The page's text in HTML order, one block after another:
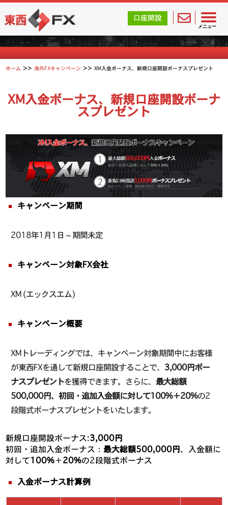
メニュー
東西FX｜海外FX会社（ブローカー）の無料口座開設サポ
口座開設
海外FXキャンペーン
ホーム >>海外FXキャンペーン >>XM入金ボーナス、新規口座開設ボーナスプレゼント
XM入金ボーナス、新規口座開設ボーナ
スプレゼント
キャンペーン期間
2018年1月1日 ~ 期間未定
キャンペーン対象FX会社
XM (エックスエム)
キャンペーン概要
XMトレーディングでは、キャンペーン対象期間中にお客様
が東西FXを通して新規口座開設することで、 3,000円ボー
ナスプレゼントを獲得できます。さらに、最大総額
500,000円、初回・追加入金額に対して100%＋20%の2
段階式ボーナスプレゼントをいたします。
新規口座開設ボーナス:3,000円
初回・追加入金ボーナス：最大総額500,000円、入金額に
対して100%＋20%の2段階式ボーナス
入金ボーナス計算例